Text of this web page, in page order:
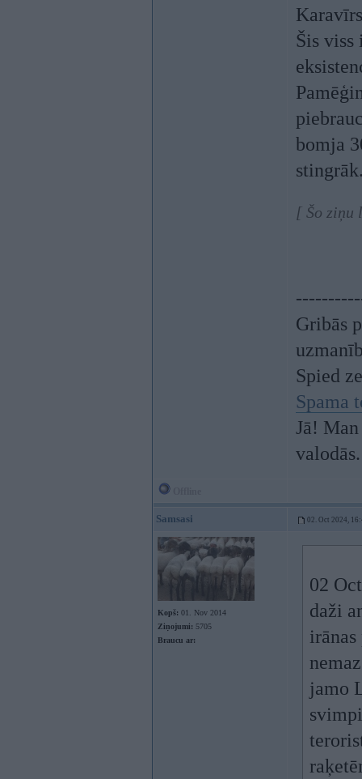
Šis
bomja
[ Šo ziņu
Gribās
Spied
Spama
Jā!
valodās.
Samsasi 02. Oct 2024,
Kopš: 01. Nov 2014
Ziņojumi: 5705
Braucu ar:
02
daži
jamo